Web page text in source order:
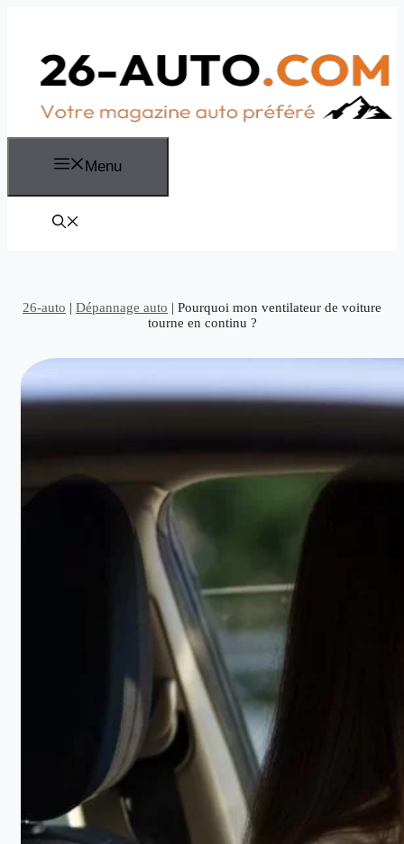
Menu
26-auto | Dépannage auto | Pourquoi mon ventilateur de voiture
tourne en continu ?